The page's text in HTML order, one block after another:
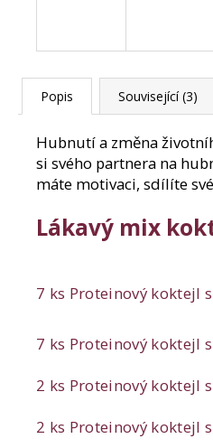
Popis Související (3)
Hubnutí a změna
si svého partnera na
máte motivaci, sdílíte
Lákavý mix
7 ks Proteinový koktejl
7 ks Proteinový koktejl
2 ks Proteinový koktejl
2 ks Proteinový koktejl